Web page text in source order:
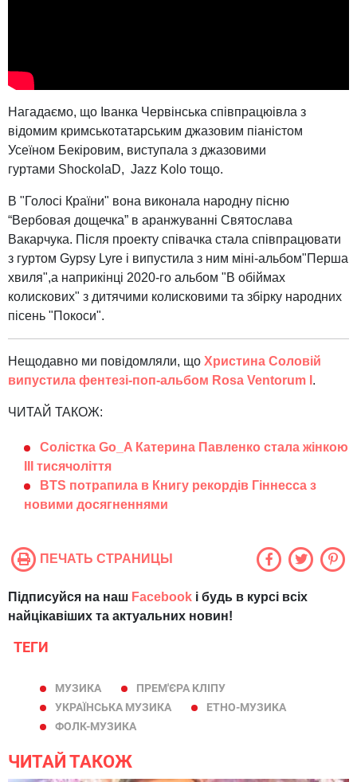
Нагадаємо, що Іванка Червінська співпрацюівла з
відомим кримськотатарським джазовим піаністом
Усеїном Бекіровим, виступала з джазовими
гуртами ShockolaD, Jazz Kolo тощо.
В "Голосі Країни" вона виконала народну пісню
“Вербовая дощечка” в аранжуванні Святослава
Вакарчука. Після проекту співачка стала співпрацювати
з гуртом Gypsy Lyre і випустила з ним міні-альбом"Перша
хвиля",а наприкінці 2020-го альбом "В обіймах
колискових" з дитячими колисковими та збірку народних
пісень "Покоси".
Нещодавно ми повідомляли, що Христина Соловій
випустила фентезі-поп-альбом Rosa Ventorum I .
ЧИТАЙ ТАКОЖ:
Солістка Go_A Катерина Павленко стала жінкою
III тисячоліття
BTS потрапила в Книгу рекордів Гіннесса з
новими досягненнями
ПЕЧАТЬ СТРАНИЦЫ
Підписуйся на наш Facebook і будь в курсі всіх
найцікавіших та актуальних новин!
ТЕГИ
МУЗИКА
ПРЕМ'ЄРА КЛІПУ
УКРАЇНСЬКА МУЗИКА
ЕТНО-МУЗИКА
ФОЛК-МУЗИКА
ЧИТАЙ ТАКОЖ